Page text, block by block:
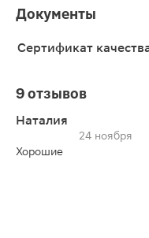
Документы
Сертификат
9 отзывов
Наталия
24 ноября
Хорошие